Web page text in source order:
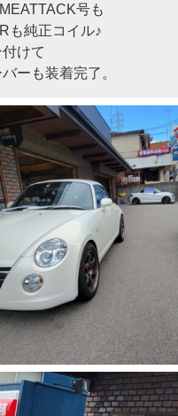
号も
も純正コイル♪
けて
ーも装着完了。